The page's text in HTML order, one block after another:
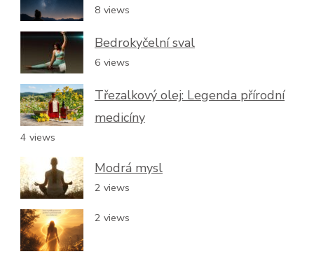
8 views
Bedrokyčelní sval
6 views
Třezalkový olej: Legenda přírodní
medicíny
4 views
Modrá mysl
2 views
2 views